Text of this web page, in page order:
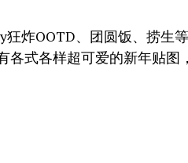
炸OOTD、团圆饭、捞生
各式各样超可爱的新年贴图